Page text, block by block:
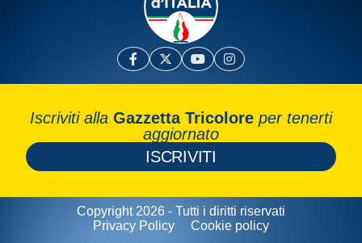
Iscriviti alla Gazzetta Tricolore per tenerti
aggiornato
ISCRIVITI
Copyright 2026 - Tutti i diritti riservati
Privacy Policy
Cookie policy